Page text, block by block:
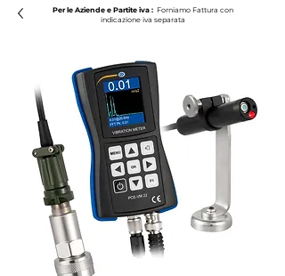
Per le Aziende e Partite iva : Forniamo Fattura con
indicazione iva separata